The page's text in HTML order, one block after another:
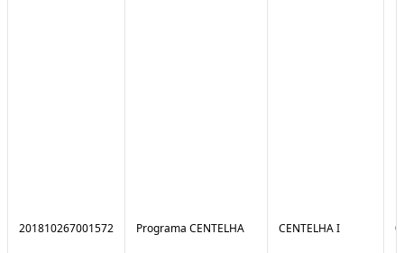
201810267001572 Programa CENTELHA CENTELHA I